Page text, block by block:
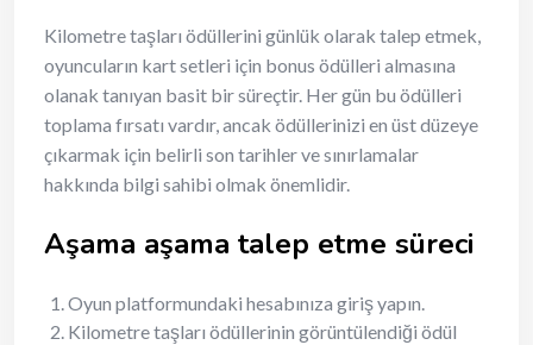
Kilometre taşları ödüllerini günlük olarak talep etmek,
oyuncuların kart setleri için bonus ödülleri almasına
olanak tanıyan basit bir süreçtir. Her gün bu ödülleri
toplama fırsatı vardır, ancak ödüllerinizi en üst düzeye
çıkarmak için belirli son tarihler ve sınırlamalar
hakkında bilgi sahibi olmak önemlidir.
Aşama aşama talep etme süreci
Oyun platformundaki hesabınıza giriş yapın.
Kilometre taşları ödüllerinin görüntülendiği ödül